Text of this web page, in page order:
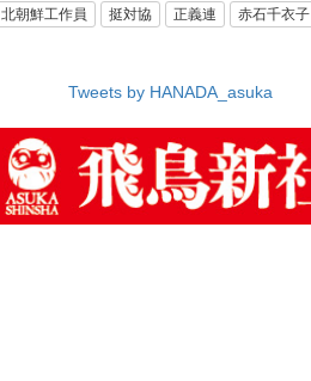
北朝鮮工作員 挺対協 正義連 赤石千衣子
Tweets by HANADA_asuka